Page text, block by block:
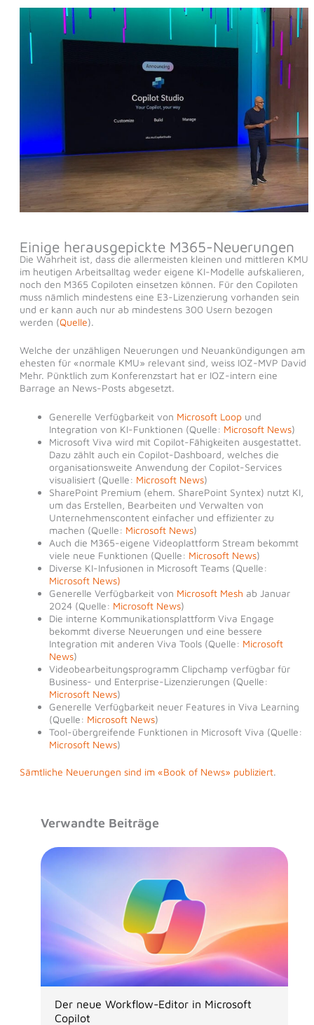
Einige herausgepickte M365-Neuerungen
Die Wahrheit ist, dass die allermeisten kleinen und mittleren KMU
im heutigen Arbeitsalltag weder eigene KI-Modelle aufskalieren,
noch den M365 Copiloten einsetzen können. Für den Copiloten
muss nämlich mindestens eine E3-Lizenzierung vorhanden sein
und er kann auch nur ab mindestens 300 Usern bezogen
werden (Quelle).
Welche der unzähligen Neuerungen und Neuankündigungen am
ehesten für «normale KMU» relevant sind, weiss IOZ-MVP David
Mehr. Pünktlich zum Konferenzstart hat er IOZ-intern eine
Barrage an News-Posts abgesetzt.
Generelle Verfügbarkeit von Microsoft Loopund
Integration von KI-Funktionen (Quelle: Microsoft News)
Microsoft Viva wird mit Copilot-Fähigkeiten ausgestattet.
Dazu zählt auch ein Copilot-Dashboard, welches die
organisationsweite Anwendung der Copilot-Services
visualisiert (Quelle: Microsoft News)
SharePoint Premium (ehem. SharePoint Syntex) nutzt KI,
um das Erstellen, Bearbeiten und Verwalten von
Unternehmenscontent einfacher und effizienter zu
machen (Quelle: Microsoft News)
Auch die M365-eigene Videoplattform Stream bekommt
viele neue Funktionen (Quelle: Microsoft News)
Diverse KI-Infusionen in Microsoft Teams (Quelle:
Microsoft News)
Generelle Verfügbarkeit von Microsoft Mesh ab Januar
2024 (Quelle: Microsoft News)
Die interne Kommunikationsplattform Viva Engage
bekommt diverse Neuerungen und eine bessere
Integration mit anderen Viva Tools (Quelle: Microsoft
News)
Videobearbeitungsprogramm Clipchamp verfügbar für
Business- und Enterprise-Lizenzierungen (Quelle:
Microsoft News)
Generelle Verfügbarkeit neuer Features in Viva Learning
(Quelle: Microsoft News)
Tool-übergreifende Funktionen in Microsoft Viva (Quelle:
Microsoft News)
Sämtliche Neuerungen sind im «Book of News» publiziert.
Verwandte Beiträge
Der neue Workflow-Editor in Microsoft
Copilot